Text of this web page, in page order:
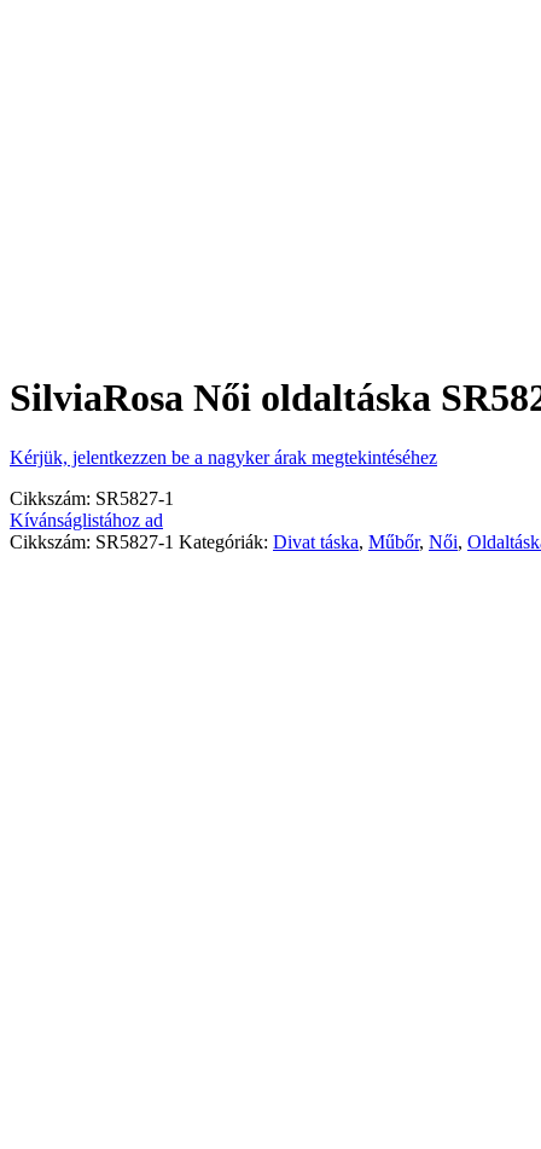
SilviaRosa Női oldaltáska
Kérjük, jelentkezzen be a nagyker árak megtekintéséhez
Cikkszám: SR5827-1
Kívánságlistához ad
Cikkszám: SR5827-1 Kategóriák: Divat táska, Műbőr, Női,